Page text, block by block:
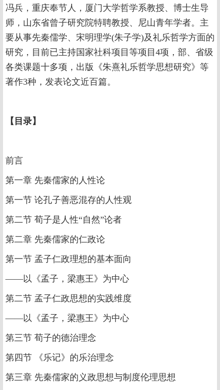
冯兵，重庆奉节人，厦门大学哲学系教授、博士生导
师，山东省曾子研究院特聘教授、尼山青年学者。主
要从事先秦儒学、宋明理学(朱子学)及礼乐哲学方面的
研究，目前已主持国家社科项目等项目4项，部、省级
各类课题十多项，出版《朱熹礼乐哲学思想研究》等
著作3种，发表论文近百篇。
【 目录】
前言
第一章 先秦儒家的人性论
第一节 论孔子善恶混存的人性观
第二节 荀子是人性“自然”论者
第二章 先秦儒家的仁政论
第一节 孟子仁政理想的基本面向
——以《孟子，梁惠王》为中心
第二节 孟子仁政思想的实践维度
——以《孟子，梁惠王》为中心
第三节 荀子的德治理念
第四节 《乐记》的乐治理念
第三章 先秦儒家的义政思想与制度伦理思想